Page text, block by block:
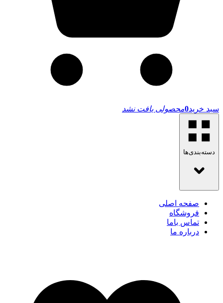
سبد خرید0محصولی یافت نشد
دسته‌بندی‌ها
صفحه اصلی
فروشگاه
تماس باما
درباره ما